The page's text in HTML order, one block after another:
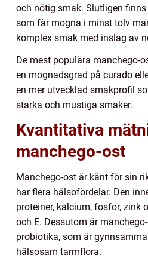
och nötig smak. Slutligen
som får mogna i minst tolv
komplex smak med inslag av
De mest populära manchego-
en mognadsgrad på curado
en mer utvecklad smakprofil
starka och mustiga smaker.
Kvantitativa
manchego-ost
Manchego-ost är känt för sin
har flera hälsofördelar. Den
proteiner, kalcium, fosfor, zink
och E. Dessutom är
probiotika, som är
hälsosam tarmflora.